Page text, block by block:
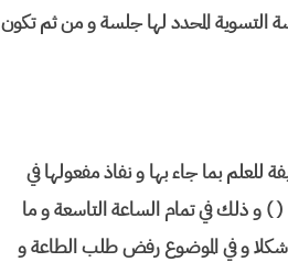
الحضور لجلسة التسوية المحدد لها جلسة و من ثم تكون
بما جاء بها و نفاذ مفعولها في
( ) و ذلك في تمام الساعة التاسعة و ما
هذا الاعتراض شكلا و في الموضوع رفض طلب الطاعة و